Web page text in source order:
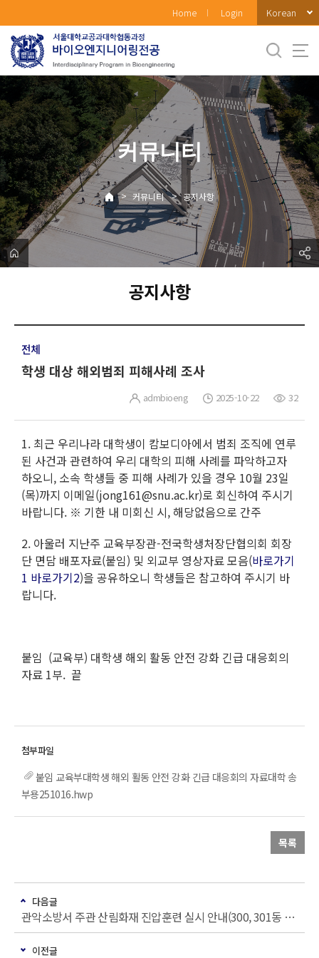
로
메
뉴
Home Login Korean
커뮤니티
> 커뮤니티 > 공지사항
공지사항
전체
학생 대상 해외범죄 피해사례 조사
admbioeng 2025-10-22 32
1. 최근 우리나라 대학생이 캄보디아에서 범죄 조직에 연루
된 사건과 관련하여 우리 대학의 피해 사례를 파악하고자
하오니, 소속 학생들 중 피해 사례가 있을 경우 10월 23일
(목)까지 이메일(jong161@snu.ac.kr)로 회신하여 주시기
바랍니다. ※ 기한 내 미회신 시, 해당없음으로 간주
2. 아울러 지난주 교육부장관-전국학생처장단협의회 회장
단 면담 배포자료(붙임) 및 외교부 영상자료 모음(바로가기
1 바로가기2)을 공유하오니 학생들은 참고하여 주시기 바
랍니다.
붙임 (교육부) 대학생 해외 활동 안전 강화 긴급 대응회의
자료 1부. 끝
붙임 교육부대학생 해외 활동 안전 강화 긴급 대응회의 자료대학 송
부용251016.hwp
목록
다음글
관악소방서 주관 산림화재 진압훈련 실시 안내(300, 301동 부근)
이전글